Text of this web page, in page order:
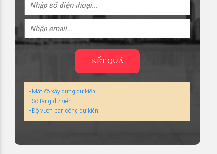
KẾT QUẢ
- Mật độ xây dựng dự kiến:
- Số tầng dự kiến:
- Độ vươn ban công dự kiến: